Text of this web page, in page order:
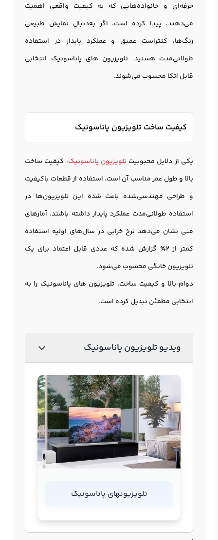
حرفه‌ای و خانواده‌هایی که به کیفیت واقعی اهمیت
می‌دهند، پیدا کرده است. اگر به‌دنبال نمایش طبیعی
رنگ‌ها، کنتراست عمیق و عملکرد پایدار در استفاده
طولانی‌مدت هستید، تلویزیون های پاناسونیک انتخابی
قابل اتکا محسوب می‌شوند.
کیفیت ساخت تلویزیون پاناسونیک
یکی از دلایل محبوبیتتلویزیون پاناسونیک، کیفیت ساخت
بالا و طول عمر مناسب آن است. استفاده از قطعات باکیفیت
و طراحی مهندسی‌شده باعث شده این تلویزیون‌ها در
استفاده طولانی‌مدت عملکرد پایدار داشته باشند. آمارهای
فنی نشان می‌دهد نرخ خرابی در سال‌های اولیه استفاده
کمتر از 2٪
گزارش شده که عددی قابل اعتماد برای یک
تلویزیون خانگی محسوب می‌شود.
دوام بالا و کیفیت ساخت، تلویزیون های پاناسونیک را به
انتخابی مطمئن تبدیل کرده است.
ویدیو تلویزیون پاناسونیک
تلویزیونهای پاناسونیک